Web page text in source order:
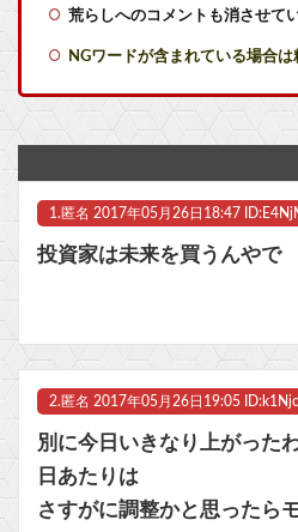
【艦これ】今回のかわいい大賞
【朗報】プレステの独占タイト
【朗報】オルタニキは欲しいも
ビットコイン再び1600万円へ。
荒らしへのコメントも消させて
NGワードが含まれている場合
1. 匿名 2017年05月26日18:47
投資家は未来を買うんやで
2. 匿名 2017年05月26日19:05
別に今日いきなり上がった
日あたりは
さすがに調整かと思ったら